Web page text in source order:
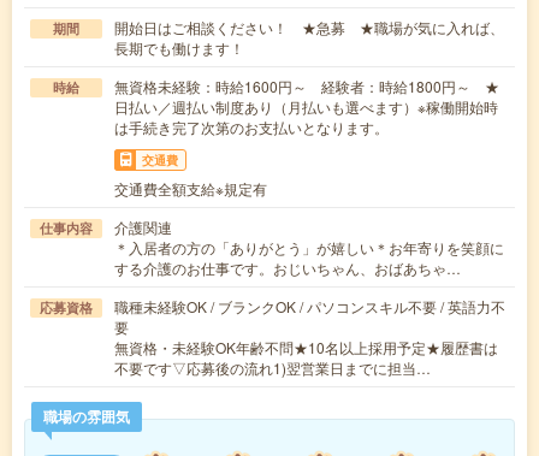
期間
開始日はご相談ください！ ★急募 ★職場が気に入れば、
長期でも働けます！
時給
無資格未経験：時給1600円～ 経験者：時給1800円～ ★
日払い／週払い制度あり（月払いも選べます）※稼働開始時
は手続き完了次第のお支払いとなります。
交通費
交通費全額支給※規定有
仕事内容
介護関連
＊入居者の方の「ありがとう」が嬉しい＊お年寄りを笑顔に
する介護のお仕事です。おじいちゃん、おばあちゃ…
応募資格
職種未経験OK / ブランクOK / パソコンスキル不要 / 英語力不
要
無資格・未経験OK年齢不問★10名以上採用予定★履歴書は
不要です▽応募後の流れ1)翌営業日までに担当…
職場の雰囲気